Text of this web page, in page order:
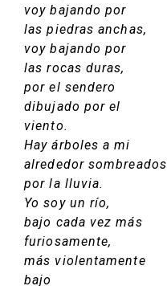
voy bajando por
las piedras anchas,
voy bajando por
las rocas duras,
por el sendero
dibujado por el
viento.
Hay árboles a mi
alrededor sombreados
por la lluvia.
Yo soy un río,
bajo cada vez más
furiosamente,
más violentamente
bajo